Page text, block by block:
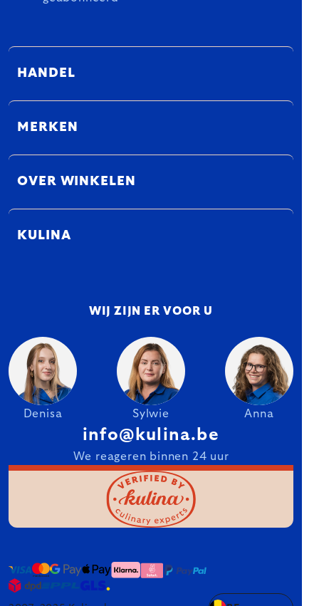
HANDEL
MERKEN
OVER WINKELEN
KULINA
WIJ ZIJN ER VOOR U
Denisa Sylwie Anna
info@kulina.be
We reageren binnen 24 uur